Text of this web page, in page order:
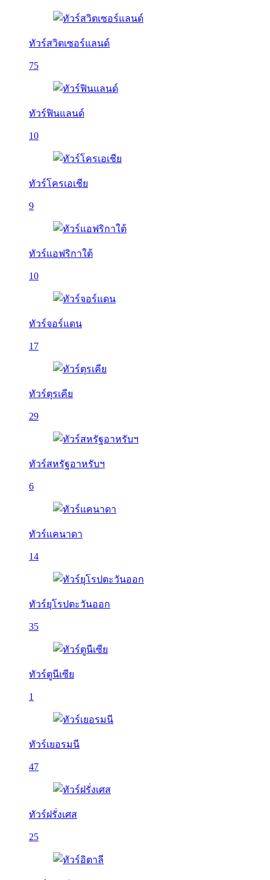
ทัวร์สวิตเซอร์แลนด์
75
ทัวร์ฟินแลนด์
10
ทัวร์โครเอเชีย
9
ทัวร์แอฟริกาใต้
10
ทัวร์จอร์แดน
17
ทัวร์ตุรเคีย
29
ทัวร์สหรัฐอาหรับฯ
6
ทัวร์แคนาดา
14
ทัวร์ยุโรปตะวันออก
35
ทัวร์ตูนีเซีย
1
ทัวร์เยอรมนี
47
ทัวร์ฝรั่งเศส
25